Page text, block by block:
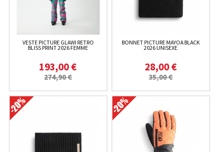
VESTE PICTURE GLAWI RETRO
BLISS PRINT 2026 FEMME
193,00 €
274,90 €
BONNET PICTURE MAYOA BLACK
2026 UNISEXE
28,00 €
35,00 €